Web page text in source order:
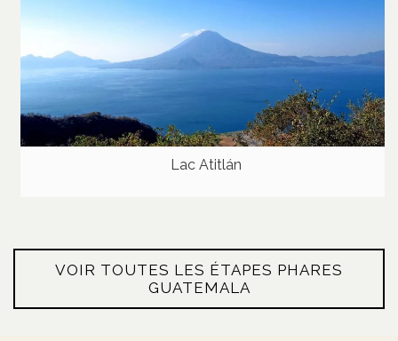
Lac Atitlán
VOIR TOUTES LES ÉTAPES PHARES
GUATEMALA